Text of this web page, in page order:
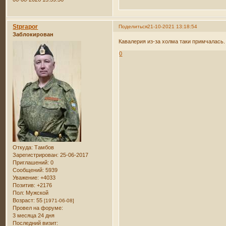
Поделиться21-10-2021 13:18:54
Stprapor
Заблокирован
Откуда: Тамбов
Зарегистрирован: 25-06-2017
Приглашений: 0
Сообщений: 5939
Уважение: +4033
Позитив: +2176
Пол: Мужской
Возраст: 55[1971-06-08]
Провел на форуме:
3 месяца 24 дня
Последний визит:
Кавалерия из-за холма таки
0